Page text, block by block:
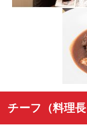
チーフ（料理